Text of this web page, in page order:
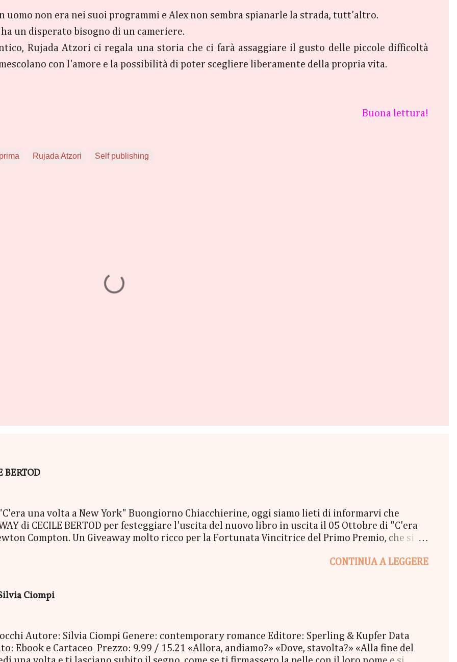
uomo non era nei suoi programmi e Alex non sembra spianarle la strada, tutt’altro.
un disperato bisogno di un cameriere.
Rujada Atzori ci regala una storia che ci farà assaggiare il gusto delle piccole difficoltà
con l'amore e la possibilità di poter scegliere liberamente della propria vita.
Buona lettura!
Rujada Atzori Self publishing
BERTOD
"C'era una volta a New York" Buongiorno Chiacchierine, oggi siamo lieti di informarvi che
di CECILE BERTOD per festeggiare l'uscita del nuovo libro in uscita il 05 Ottobre di "C'era
Compton. Un Giveaway molto ricco per la Fortunata Vincitrice del Primo Premio, che si
Mucchina Portachiavi - un Segnalibro - una Scatola di biscotti - un Messaggio in bottiglia
CONTINUA A LEGGERE
Ciompi
Autore: Silvia Ciompi Genere: contemporary romance Editore: Sperling & Kupfer Data
Ebook e Cartaceo Prezzo: 9.99 / 15.21 «Allora, andiamo?» «Dove, stavolta?» «Alla fine del